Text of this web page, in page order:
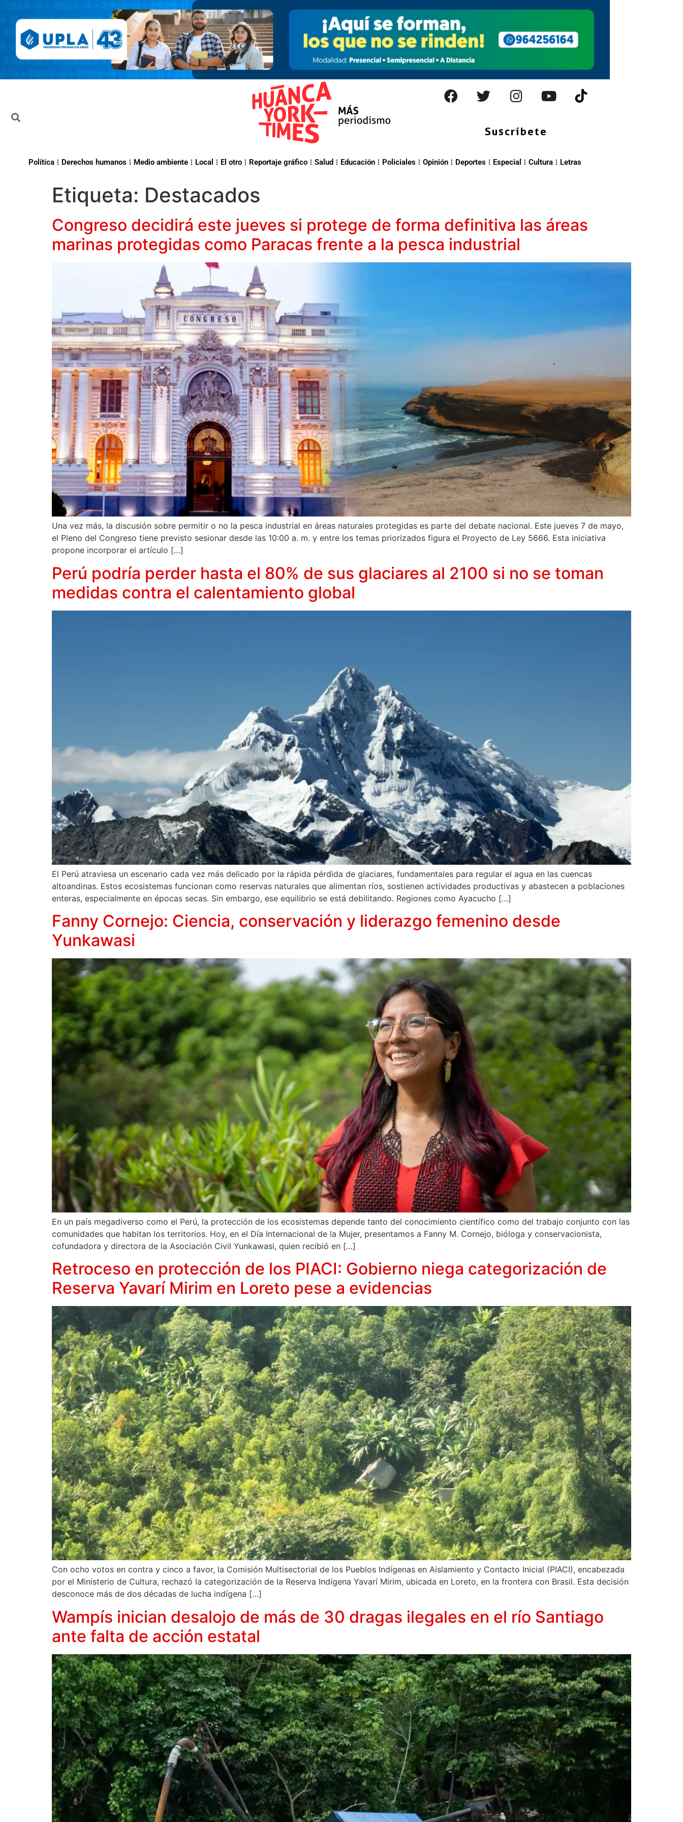
Suscríbete
Política Derechos humanos Medio ambiente Local El otro Reportaje gráfico Salud Educación Policiales Opinión Deportes Especial Cultura Letras
Etiqueta: Destacados
Congreso decidirá este jueves si protege de forma definitiva las áreas
marinas protegidas como Paracas frente a la pesca industrial
Una vez más, la discusión sobre permitir o no la pesca industrial en áreas naturales protegidas es parte del debate nacional. Este jueves 7 de mayo,
el Pleno del Congreso tiene previsto sesionar desde las 10:00 a. m. y entre los temas priorizados figura el Proyecto de Ley 5666. Esta iniciativa
propone incorporar el artículo […]
Perú podría perder hasta el 80% de sus glaciares al 2100 si no se toman
medidas contra el calentamiento global
El Perú atraviesa un escenario cada vez más delicado por la rápida pérdida de glaciares, fundamentales para regular el agua en las cuencas
altoandinas. Estos ecosistemas funcionan como reservas naturales que alimentan ríos, sostienen actividades productivas y abastecen a poblaciones
enteras, especialmente en épocas secas. Sin embargo, ese equilibrio se está debilitando. Regiones como Ayacucho […]
Fanny Cornejo: Ciencia, conservación y liderazgo femenino desde
Yunkawasi
En un país megadiverso como el Perú, la protección de los ecosistemas depende tanto del conocimiento científico como del trabajo conjunto con las
comunidades que habitan los territorios. Hoy, en el Día Internacional de la Mujer, presentamos a Fanny M. Cornejo, bióloga y conservacionista,
cofundadora y directora de la Asociación Civil Yunkawasi, quien recibió en […]
Retroceso en protección de los PIACI: Gobierno niega categorización de
Reserva Yavarí Mirim en Loreto pese a evidencias
Con ocho votos en contra y cinco a favor, la Comisión Multisectorial de los Pueblos Indígenas en Aislamiento y Contacto Inicial (PIACI), encabezada
por el Ministerio de Cultura, rechazó la categorización de la Reserva Indígena Yavarí Mirim, ubicada en Loreto, en la frontera con Brasil. Esta decisión
desconoce más de dos décadas de lucha indígena […]
Wampís inician desalojo de más de 30 dragas ilegales en el río Santiago
ante falta de acción estatal